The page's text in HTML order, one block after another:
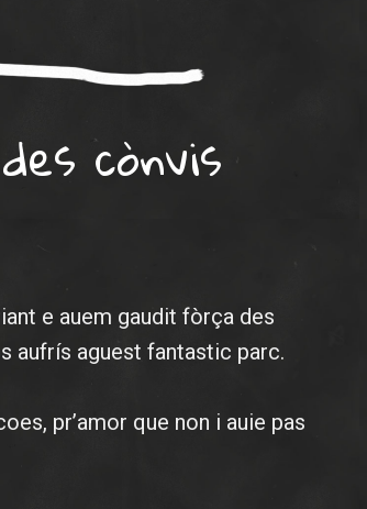
cònvis
e auem gaudit fòrça des
aufrís aguest fantastic parc.
pr’amor que non i auie pas